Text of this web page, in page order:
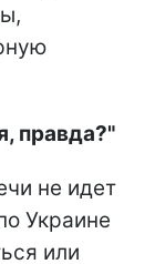
правда?"
не идет
Украине
или